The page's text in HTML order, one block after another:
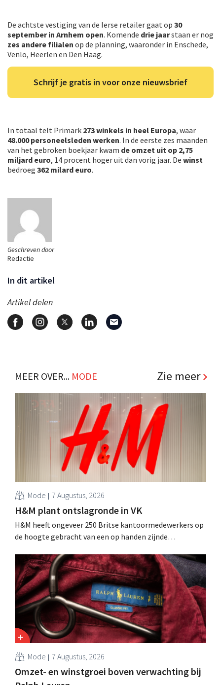
Geschreven door
Redactie
In dit artikel
Artikel delen
De achtste vestiging van de Ierse retailer gaat op 30
september in Arnhem open. Komende drie jaarstaan er nog
zes andere filialen op de planning, waaronder in Enschede,
Venlo, Heerlen en Den Haag.
Schrijf je gratis in voor onze nieuwsbrief
In totaal telt Primark 273 winkels in heel Europa, waar
48.000 personeelsleden werken. In de eerste zes maanden
van het gebroken boekjaar kwam de omzet uit op 2,75
miljard euro, 14 procent hoger uit dan vorig jaar. De winst
bedroeg 362 milard euro.
MEER OVER... MODE Zie meer
Mode 7 Augustus, 2026
H&M plant ontslagronde in VK
H&M heeft ongeveer 250 Britse kantoormedewerkers op
de hoogte gebracht van een op handen zijnde
sanering volgt op eerdere ingrepen in Nederland, België
en Spanje waarbij al honderden jobs verloren gingen.
Mode 7 Augustus, 2026
Omzet- en winstgroei boven verwachting bij